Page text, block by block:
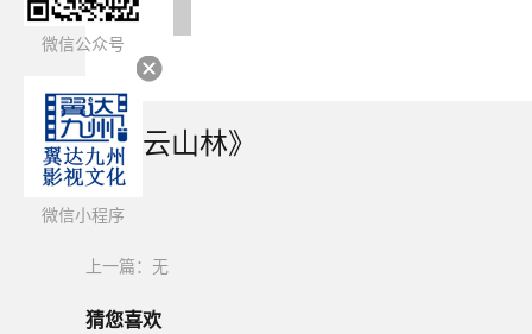
《风云山林》
简介：
上一篇：无
猜您喜欢
微信公众号
微信小程序